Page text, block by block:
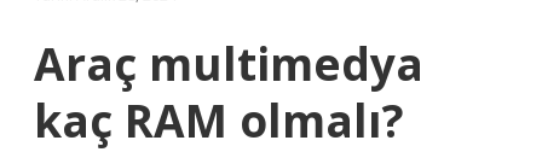
Araç multimedya
kaç RAM olmalı?